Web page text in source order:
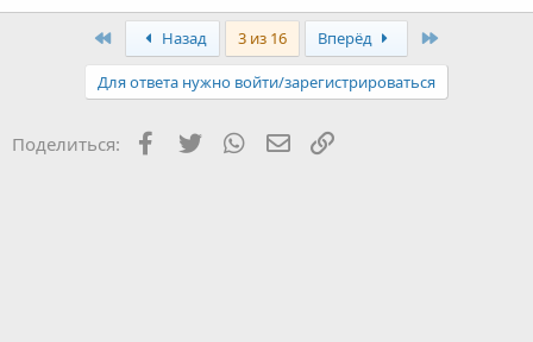
ПервыйНазад 3 из 16 Вперёд
Для ответа нужно войти/зарегистрироваться
Поделиться: Facebook
Twitter WhatsAppЭлектронная почта